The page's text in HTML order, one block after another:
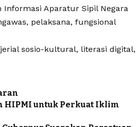
Informasi Aparatur Sipil Negara
pelaksana, fungsional
sosio-kultural, literasi digital,
HIPMI untuk Perkuat Iklim